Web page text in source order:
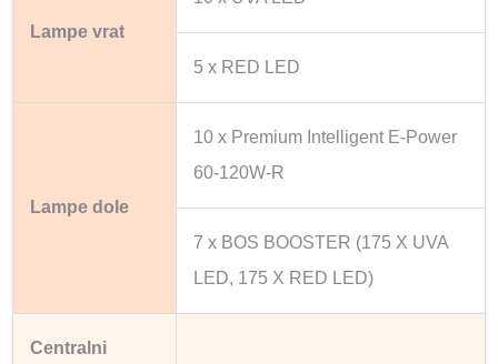
Lampe vrat
5 x RED LED
Lampe dole
10 x Premium Intelligent E-Power
60-120W-R
7 x BOS BOOSTER (175 X UVA
LED, 175 X RED LED)
Centralni